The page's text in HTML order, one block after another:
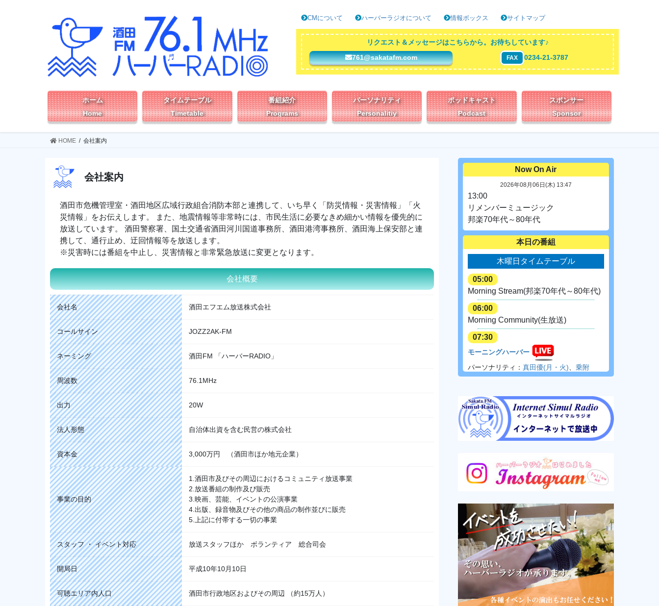
CMについて ハーバーラジオについて 情報ボックス サイトマップ
リクエスト＆メッセージはこちらから。お待ちしています♪
761@sakatafm.com
FAX 0234-21-3787
ホーム
Home
タイムテーブル
Timetable
番組紹介
Programs
パーソナリティ
Personalitiy
ポッドキャスト
Podcast
スポンサー
Sponsor
HOME 会社案内
会社案内
酒田市危機管理室・酒田地区広域行政組合消防本部と連携して、いち早く「防災情報・災害情報」「火
災情報」をお伝えします。 また、地震情報等非常時には、市民生活に必要なきめ細かい情報を優先的に
放送しています。 酒田警察署、国土交通省酒田河川国道事務所、酒田港湾事務所、酒田海上保安部と連
携して、通行止め、迂回情報等を放送します。
※災害時には番組を中止し、災害情報と非常緊急放送に変更となります。
会社概要
会社名 酒田エフエム放送株式会社
コールサイン JOZZ2AK-FM
ネーミング 酒田FM 「ハーバーRADIO」
周波数 76.1MHz
出力 20W
法人形態 自治体出資を含む民営の株式会社
資本金 3,000万円 （酒田市ほか地元企業）
事業の目的
1.酒田市及びその周辺におけるコミュニティ放送事業
2.放送番組の制作及び販売
3.映画、芸能、イベントの公演事業
4.出版、録音物及びその他の商品の制作並びに販売
5.上記に付帯する一切の事業
スタッフ ・ イベント対応 放送スタッフほか ボランティア 総合司会
開局日 平成10年10月10日
可聴エリア内人口 酒田市行政地区およびその周辺 （約15万人）
Now On Air
2026年08月06日(木) 13:47
13:00
リメンバーミュージック
邦楽70年代～80年代
本日の番組
木曜日タイムテーブル
05:00
Morning Stream(邦楽70年代～80年代)
06:00
Morning Community(生放送)
07:30
モーニングハーバー
パーソナリティ： 真田優(月・火)
乗附
桃子(水)、阿部奏子(木)、大井文(金)
ロックンロールトーク
パーソナリティ：木原義晴
10:00
リメンバーミュージック
11:00
シャドウ國本のだいたい大丈夫
パーソナリティ：シャドウ國本
ランチタイムハーバー
パーソナリティ：阿部奏子(月)、小松原
愛子(火)、乗附桃子(水)、大瀧由希(木)、
渡部美香(金)
13:00
リメンバーミュージック
邦楽70年代～80年代